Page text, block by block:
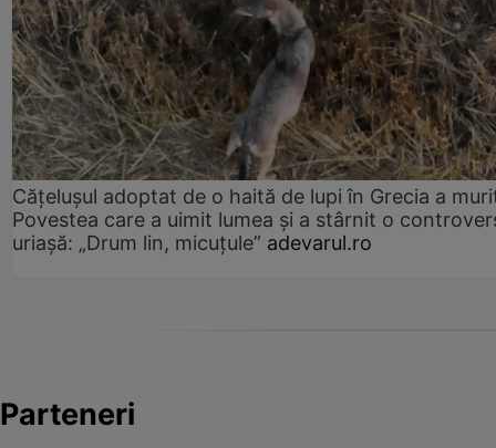
Cățelușul adoptat de o haită de lupi în Grecia a
Povestea care a uimit lumea și a stârnit o
uriașă: „Drum lin, micuțule” adevarul.ro
Parteneri